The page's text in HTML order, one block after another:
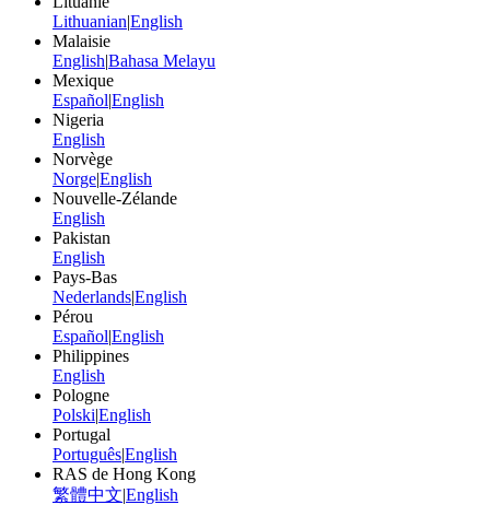
Lithuanian|English
Malaisie
English|Bahasa Melayu
Mexique
Español|English
Nigeria
English
Norvège
Norge|English
Nouvelle-Zélande
English
Pakistan
English
Pays-Bas
Nederlands|English
Pérou
Español|English
Philippines
English
Pologne
Polski|English
Portugal
Português|English
RAS de Hong Kong
繁體中文|English